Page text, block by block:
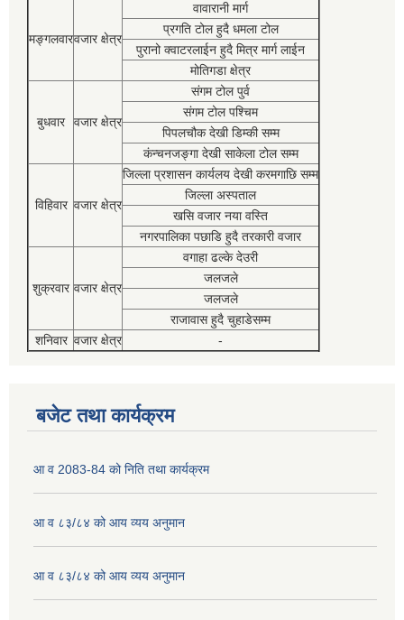
मङ्गलवारवजार क्षेत्र
वावारानी मार्ग
प्रगति टोल हुदै धमला टोल
पुरानो क्वाटरलाईन हुदै मित्र मार्ग लाईन
मोतिगडा क्षेत्र
बुधवार वजार क्षेत्र
संगम टोल पुर्व
संगम टोल पश्चिम
पिपलचौक देखी डिम्की सम्म
कंन्चनजङ्गा देखी साकेला टोल सम्म
विहिवार वजार क्षेत्र
जिल्ला प्रशासन कार्यलय देखी करमगाछि सम्म
जिल्ला अस्पताल
खसि वजार नया वस्ति
नगरपालिका पछाडि हुदै तरकारी वजार
शुक्रवार वजार क्षेत्र
वगाहा ढल्के देउरी
जलजले
जलजले
राजावास हुदै चुहाडेसम्म
शनिवार वजार क्षेत्र -
बजेट तथा कार्यक्रम
आ व 2083-84 को निति तथा कार्यक्रम
आ व ८३/८४ को आय व्यय अनुमान
आ व ८३/८४ को आय व्यय अनुमान